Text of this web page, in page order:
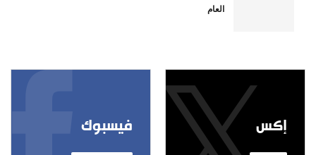
العام
فيسبوك إكس